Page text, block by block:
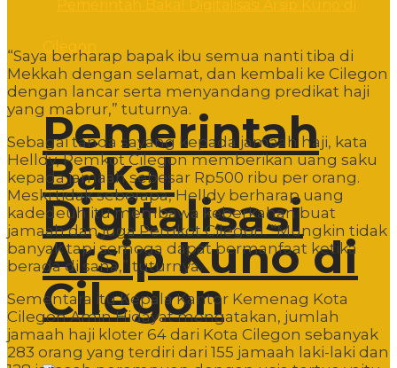
Pemerintah
Bakal
Digitalisasi
Arsip Kuno di
Cilegon
“Saya berharap bapak ibu semua nanti tiba di
Mekkah dengan selamat, dan kembali ke Cilegon
dengan lancar serta menyandang predikat haji
yang mabrur,” tuturnya.
Sebagai tanda sayang kepada jamaah haji, kata
Helldy, Pemkot Cilegon memberikan uang saku
kepada jamaah sebesar Rp500 ribu per orang.
Meski tidak seberapa, Helldy berharap uang
kadedeuh itu membawa keberkahan buat
jamaah dan juga Pemkot Cilegon. “Mungkin tidak
banyak tapi semoga dapat bermanfaat ketika
berada di sana,” tuturnya.
Sementara itu Kepala Kantor Kemenag Kota
Cilegon Amin Hidayat mengatakan, jumlah
jamaah haji kloter 64 dari Kota Cilegon sebanyak
283 orang yang terdiri dari 155 jamaah laki-laki dan